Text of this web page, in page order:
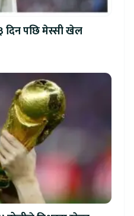
दिन पछि मेस्सी खेल